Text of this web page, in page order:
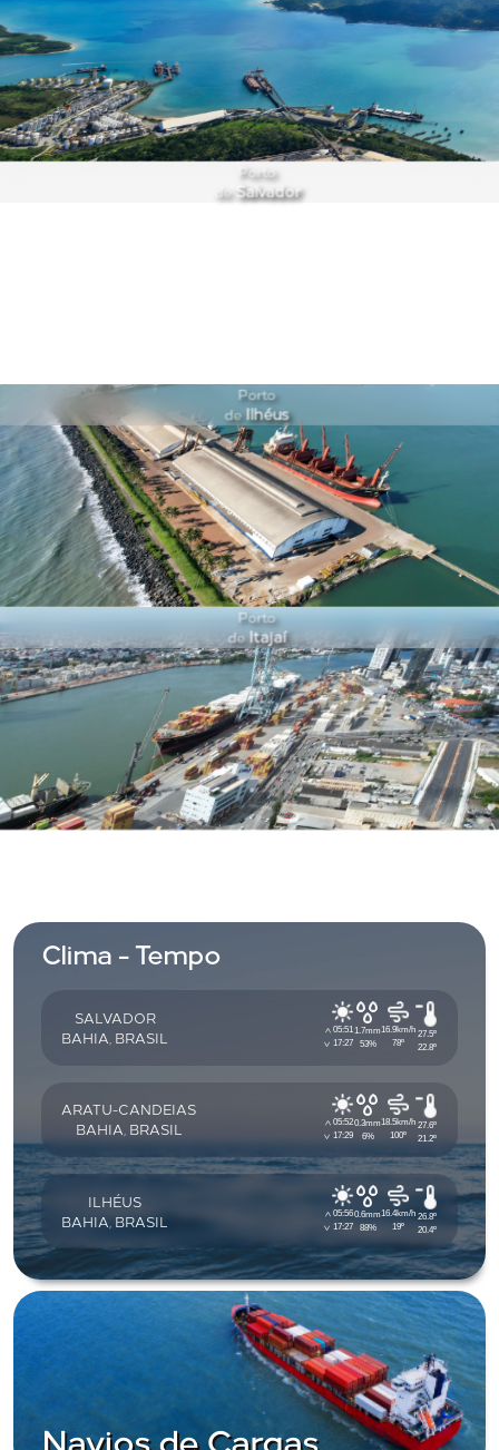
Porto
deSalvador
Porto
deIlhéus
Porto
deItajaí
+ Ver mais
Clima - Tempo
SALVADOR
BAHIA, BRASIL
05:51
17:27
1.7mm
53%
16.9km/h
78º
27.5º
22.8º
ARATU-CANDEIAS
BAHIA, BRASIL
05:52
17:29
0.3mm
6%
18.5km/h
100º
27.6º
21.2º
ILHÉUS
BAHIA, BRASIL
05:56
17:27
0.6mm
88%
16.4km/h
19º
26.8º
20.4º